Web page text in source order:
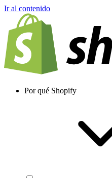
Ir al contenido
Por qué Shopify